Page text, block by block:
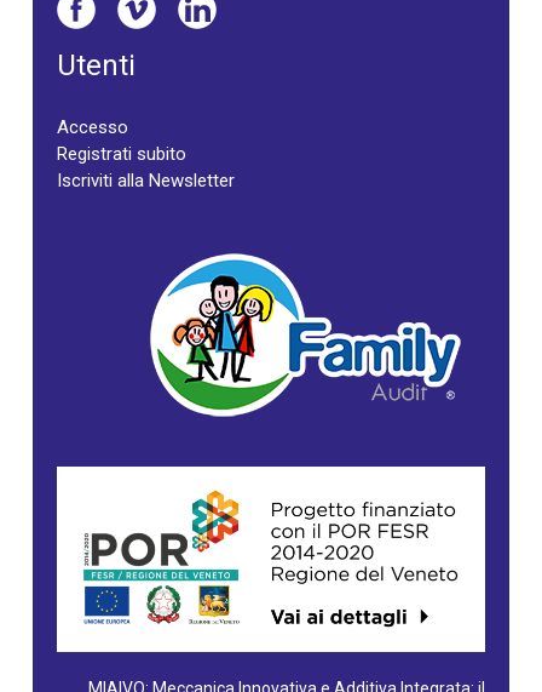
Utenti
Accesso
Registrati subito
Iscriviti alla Newsletter
MIAIVO: Meccanica Innovativa e Additiva Integrata: il